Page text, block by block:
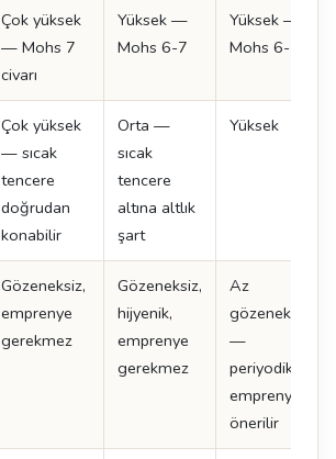
Çok yüksek
— Mohs 7
civarı
Yüksek —
Mohs 6-7
Yüksek —
Mohs 6-7
Çok yüksek
— sıcak
tencere
doğrudan
konabilir
Orta —
sıcak
tencere
altına altlık
şart
Yüksek
Gözeneksiz,
emprenye
gerekmez
Gözeneksiz,
hijyenik,
emprenye
gerekmez
Az
gözenekli
—
periyodik
emprenye
önerilir